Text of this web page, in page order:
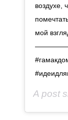
воздухе,
мой
A post